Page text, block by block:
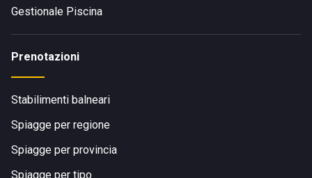
Gestionale Piscina
Prenotazioni
Stabilimenti balneari
Spiagge per regione
Spiagge per provincia
Spiagge per tipo